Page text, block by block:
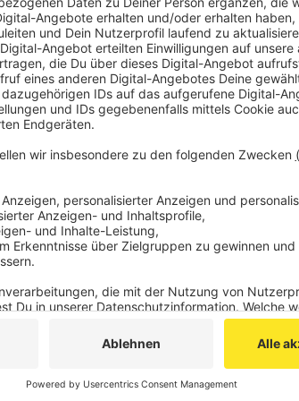
Gegen 10 Uhr ist dort ein Auffahrunfall
Autofahrer wurde leicht verletzt, teilt die
Weil die Bundespolizei seit dem Morgen auf
stichprobenartig Autofahrer kontrolliert, die
sowieso schon nur einspurig und stockend.